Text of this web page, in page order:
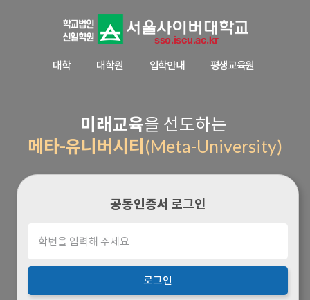
대학 대학원 입학안내 평생교육원
미래교육을 선도하는
메타-유니버시티 (Meta-University)
공동인증서 로그인
로그인